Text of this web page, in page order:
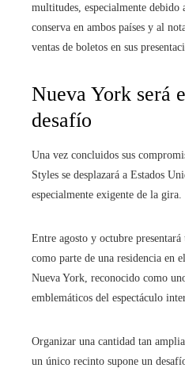
multitudes, especialmente
conserva en ambos países y al
ventas de boletos en sus
Nueva York será
desafío
Una vez concluidos sus
Styles se desplazará a Estados
especialmente exigente de la gira.
Entre agosto y octubre presentará
como parte de una residencia en
Nueva York, reconocido como
emblemáticos del espectáculo
Organizar una cantidad tan
un único recinto supone un